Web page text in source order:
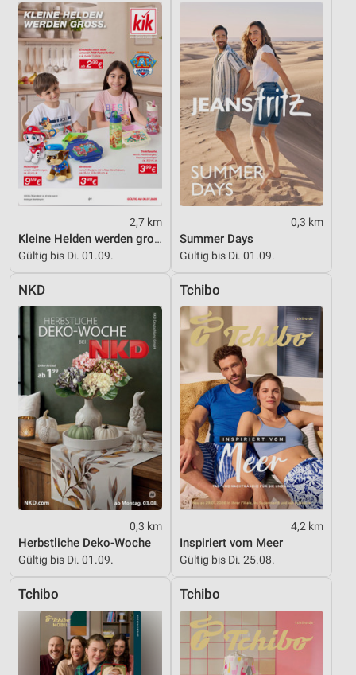
2,7 km
Kleine Helden werden gross
Gültig bis Di. 01.09.
0,3 km
Summer Days
Gültig bis Di. 01.09.
NKD
0,3 km
Herbstliche Deko-Woche
Gültig bis Di. 01.09.
Tchibo
4,2 km
Inspiriert vom Meer
Gültig bis Di. 25.08.
Tchibo Tchibo
Inhalten
IAB-Besonderheiten:
Verwendung genauer Standortdaten
Geräte anhand von aktiv angeforderten
Informationen identifizieren
Nicht-IAB-Verarbeitungszwecke:
Notwendig
Performance
Werbung